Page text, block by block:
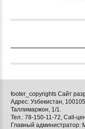
footer_copyrights Сайт
Адрес: Узбекистан,
Таллимаржон, 1/1.
Тел.: 78-150-11-72, Call-
Главный администратор: